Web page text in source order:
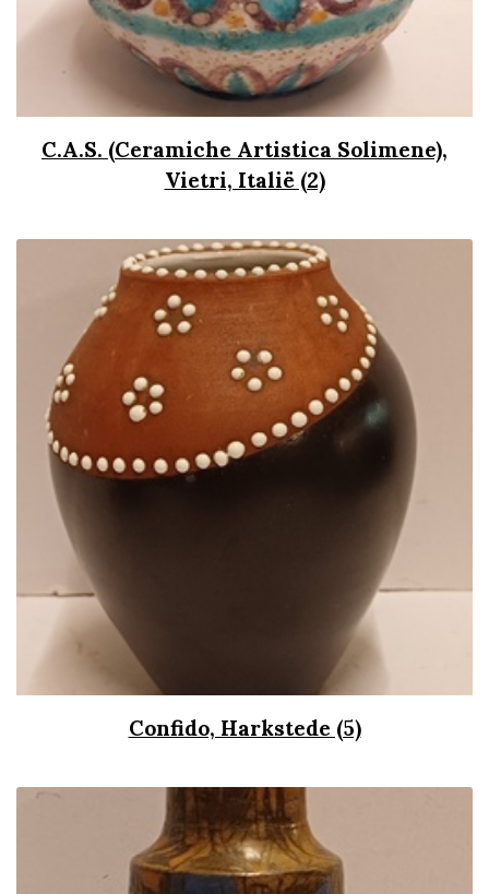
C.A.S. (Ceramiche Artistica Solimene),
Vietri, Italië (2)
Confido, Harkstede (5)